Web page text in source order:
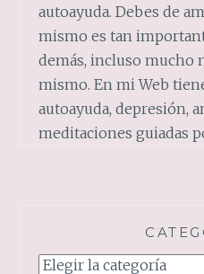
autoayuda. Debes de
mismo es tan
demás, incluso mucho
mismo. En mi Web
autoayuda, depresión,
meditaciones guiadas
Categories